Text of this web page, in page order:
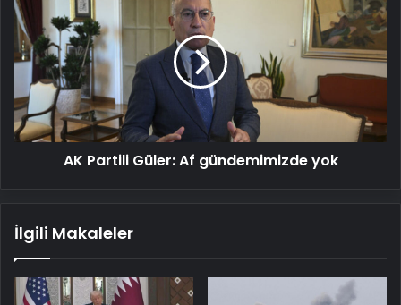
Partili
Güler:
Af
gündemimizde
yok
AK Partili Güler: Af gündemimizde yok
İlgili Makaleler